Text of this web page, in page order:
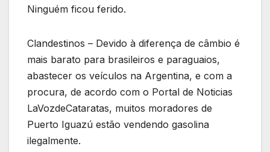
Ninguém ficou ferido.
Clandestinos – Devido à diferença de câmbio é
mais barato para brasileiros e paraguaios,
abastecer os veículos na Argentina, e com a
procura, de acordo com o Portal de Noticias
LaVozdeCataratas, muitos moradores de
Puerto Iguazú estão vendendo gasolina
ilegalmente.